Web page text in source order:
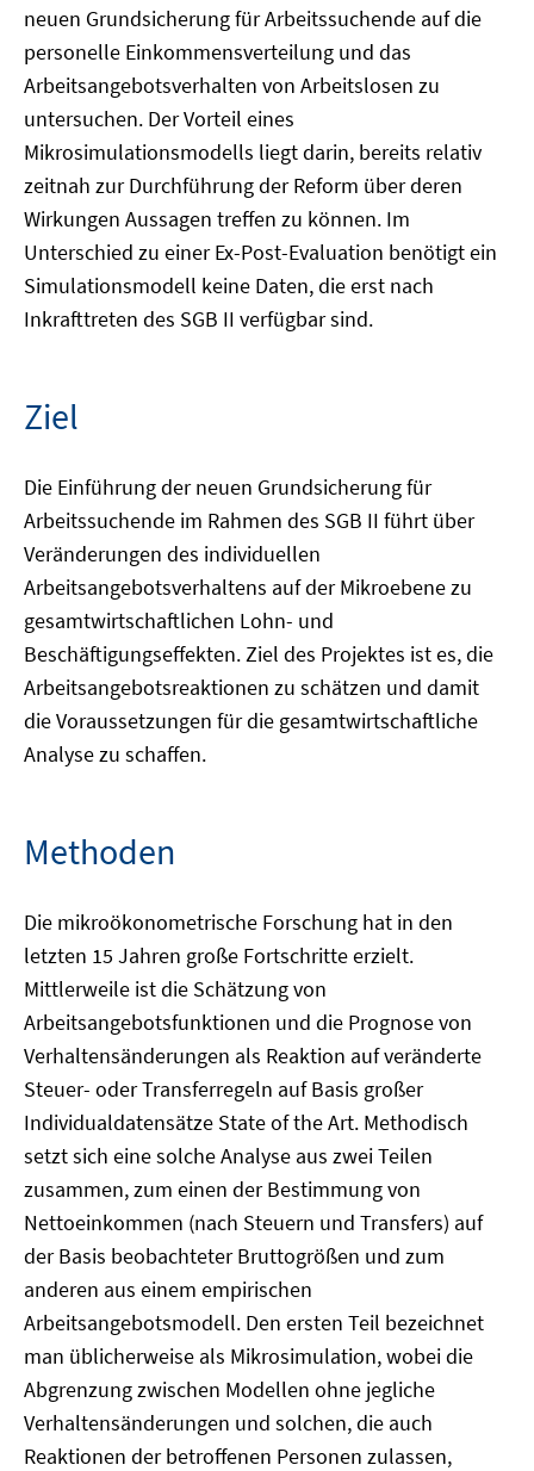
neuen Grundsicherung für Arbeitssuchende auf die
personelle Einkommensverteilung und das
Arbeitsangebotsverhalten von Arbeitslosen zu
untersuchen. Der Vorteil eines
Mikrosimulationsmodells liegt darin, bereits relativ
zeitnah zur Durchführung der Reform über deren
Wirkungen Aussagen treffen zu können. Im
Unterschied zu einer Ex-Post-Evaluation benötigt ein
Simulationsmodell keine Daten, die erst nach
Inkrafttreten des SGB II verfügbar sind.
Ziel
Die Einführung der neuen Grundsicherung für
Arbeitssuchende im Rahmen des SGB II führt über
Veränderungen des individuellen
Arbeitsangebotsverhaltens auf der Mikroebene zu
gesamtwirtschaftlichen Lohn- und
Beschäftigungseffekten. Ziel des Projektes ist es, die
Arbeitsangebotsreaktionen zu schätzen und damit
die Voraussetzungen für die gesamtwirtschaftliche
Analyse zu schaffen.
Methoden
Die mikroökonometrische Forschung hat in den
letzten 15 Jahren große Fortschritte erzielt.
Mittlerweile ist die Schätzung von
Arbeitsangebotsfunktionen und die Prognose von
Verhaltensänderungen als Reaktion auf veränderte
Steuer- oder Transferregeln auf Basis großer
Individualdatensätze State of the Art. Methodisch
setzt sich eine solche Analyse aus zwei Teilen
zusammen, zum einen der Bestimmung von
Nettoeinkommen (nach Steuern und Transfers) auf
der Basis beobachteter Bruttogrößen und zum
anderen aus einem empirischen
Arbeitsangebotsmodell. Den ersten Teil bezeichnet
man üblicherweise als Mikrosimulation, wobei die
Abgrenzung zwischen Modellen ohne jegliche
Verhaltensänderungen und solchen, die auch
Reaktionen der betroffenen Personen zulassen,